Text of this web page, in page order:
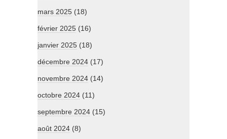
mars 2025 (18)
février 2025 (16)
janvier 2025 (18)
décembre 2024 (17)
novembre 2024 (14)
octobre 2024 (11)
septembre 2024 (15)
août 2024 (8)